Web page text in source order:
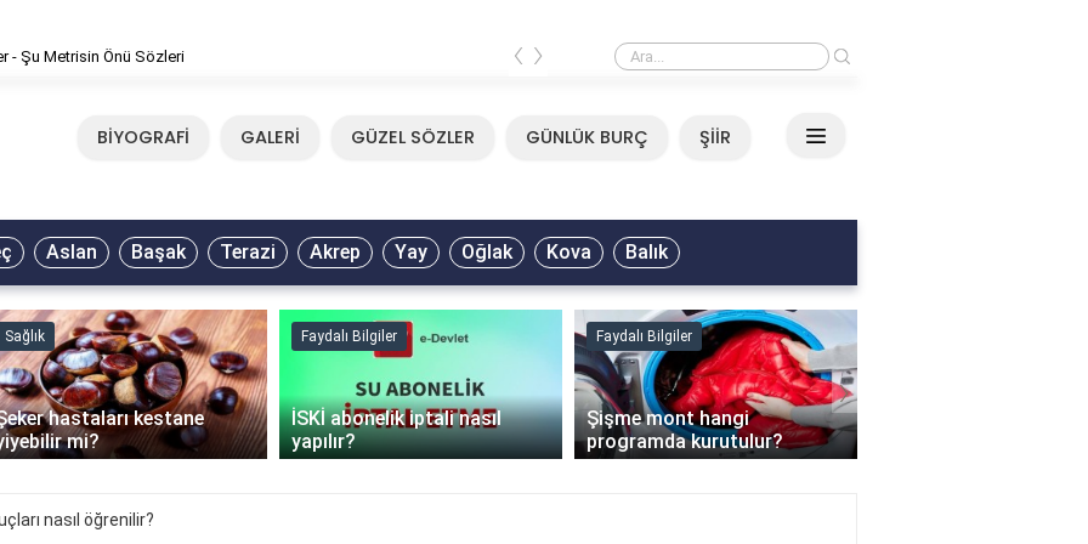
- Şu Metrisin Önü Sözleri Mirkelam - Tavla Sözleri
‹ ›
BİYOGRAFİ GALERİ GÜZEL SÖZLER GÜNLÜK BURÇ ŞİİR
Aslan Başak Terazi Akrep Yay Oğlak Kova Balık
Sağlık
hastaları kestane
mi?
Faydalı Bilgiler
İSKİ abonelik iptali nasıl
yapılır?
Faydalı Bilgiler
Şişme mont hangi
programda kurutulur?
›
nasıl öğrenilir?